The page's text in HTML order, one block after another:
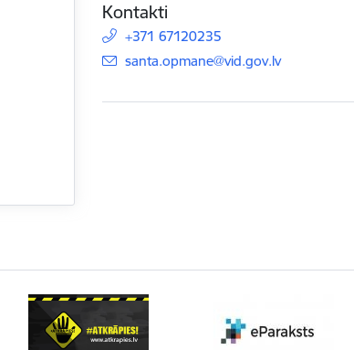
Kontakti
+371 67120235
E-pasts:
santa.opmane@vid.gov.lv